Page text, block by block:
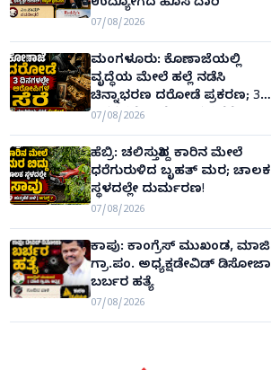
ಉದ್ಯೋಗದ ಹೊಸ ದಾರಿ
07/08/2026
ಮಂಗಳೂರು: ಕೊಣಾಜೆಯಲ್ಲಿ
ವೃದ್ಧೆಯ ಮೇಲೆ ಹಲ್ಲೆ ನಡೆಸಿ
ಚಿನ್ನಾಭರಣ ದರೋಡೆ ಪ್ರಕರಣ; 3
ದಿನಗಳಲ್ಲೇ ಆರೋಪಿಗಳ ಸೆರೆ!
07/08/2026
ಹೆಬ್ರಿ: ಚಲಿಸುತ್ತಿದ್ದ ಕಾರಿನ ಮೇಲೆ
ಧರೆಗುರುಳಿದ ಬೃಹತ್ ಮರ; ಚಾಲಕ
ಸ್ಥಳದಲ್ಲೇ ದುರ್ಮರಣ!
07/08/2026
ಕಾಪು: ಕಾಂಗ್ರೆಸ್ ಮುಖಂಡ, ಮಾಜಿ
ಗ್ರಾ.ಪಂ. ಅಧ್ಯಕ್ಷಡೇವಿಡ್ ಡಿಸೋಜಾ
ಬರ್ಬರ ಹತ್ಯೆ
07/08/2026